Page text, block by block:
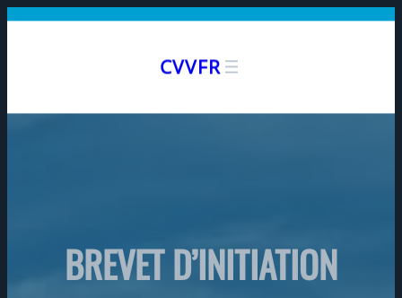
Aller
CVVFR
BREVET D’INITIATION